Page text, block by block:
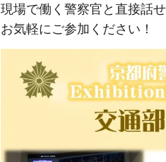
現場で働く警察官と直接話
お気軽にご参加ください！